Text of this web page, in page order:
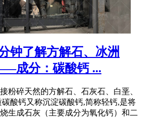
钟了解方解石、冰洲
成分：碳酸钙 ...
粉碎天然的方解石、石灰石、白垩、
碳酸钙又称沉淀碳酸钙,简称轻钙,是将
生成石灰（主要成分为氧化钙）和二